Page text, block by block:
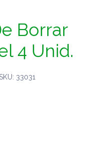
Borrar
4 Unid.
33031